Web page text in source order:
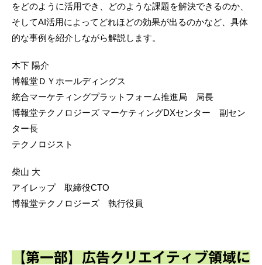
をどのように活用でき、どのような課題を解決できるのか、
そしてAI活用によってどれほどの効果が出るのかなど、具体
的な事例を紹介しながら解説します。
木下 陽介
博報堂ＤＹホールディングス
統合マーケティングプラットフォーム推進局 局長
博報堂テクノロジーズ マーケティングDXセンター 副セン
ター長
テクノロジスト
柴山 大
アイレップ 取締役CTO
博報堂テクノロジーズ 執行役員
【第一部】広告クリエイティブ領域に